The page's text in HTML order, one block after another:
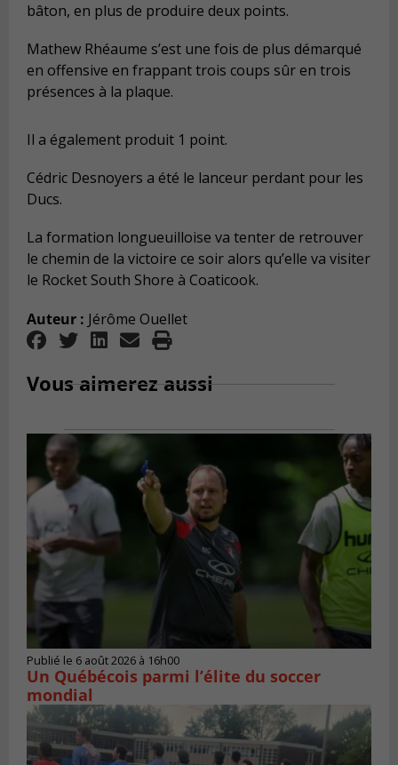
bâton, en plus de produire deux points.
Mathew Rhéaume s’est une fois de plus démarqué
en offensive en frappant trois coups sûr en trois
présences à la plaque.
Il a également produit 1 point.
Cédric Desnoyers a été le lanceur perdant pour les
Ducs.
La formation longueuilloise va tenter de retrouver
le chemin de la victoire ce soir alors qu’elle va visiter
le Rocket South Shore à Coaticook.
Auteur : Jérôme Ouellet
Vous aimerez aussi
Publié le 6 août 2026 à 16h00
Un Québécois parmi l’élite du soccer
mondial